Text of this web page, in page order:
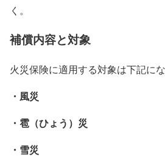
く。
補償内容と対象
火災保険に適用する対象は下記にな
・風災
・雹（ひょう）災
・雪災